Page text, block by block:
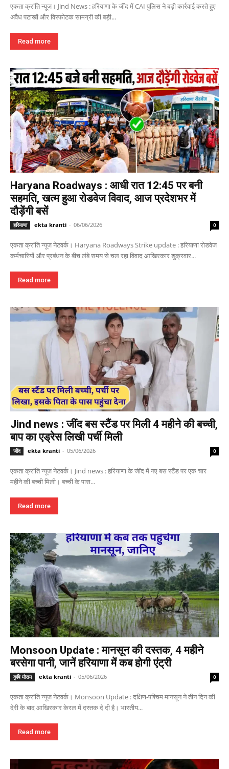
एकता क्रांति न्यूज। Jind News : हरियाणा के जींद में CAI पुलिस ने बड़ी कार्रवाई करते हुए
अवैध पटाखों और विस्फोटक सामग्री की बड़ी...
Read more
Haryana Roadways : आधी रात 12:45 पर बनी
सहमति, खत्म हुआ रोडवेज विवाद, आज प्रदेशभर में
दौड़ेंगी बसें
हरियाणा ekta kranti - 06/06/2026 0
एकता क्रांति न्यूज नेटवर्क। Haryana Roadways Strike update : हरियाणा रोडवेज
कर्मचारियों और प्रबंधन के बीच लंबे समय से चल रहा विवाद आखिरकार शुक्रवार...
Read more
Jind news : जींद बस स्टैंड पर मिली 4 महीने की बच्ची,
बाप का एड्रेस लिखी पर्ची मिली
जींद ekta kranti - 05/06/2026 0
एकता क्रांति न्यूज नेटवर्क। Jind news : हरियाणा के जींद में नए बस स्टैंड पर एक चार
महीने की बच्ची मिली। बच्ची के पास...
Read more
Monsoon Update : मानसून की दस्तक, 4 महीने
बरसेगा पानी, जानें हरियाणा में कब होगी एंट्री
कृषि मौसम ekta kranti - 05/06/2026 0
एकता क्रांति न्यूज नेटवर्क। Monsoon Update : दक्षिण-पश्चिम मानसून ने तीन दिन की
देरी के बाद आखिरकार केरल में दस्तक दे दी है। भारतीय...
Read more